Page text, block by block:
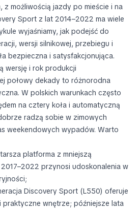
z możliwością jazdy po mieście i na
Sport z lat 2014–2022 ma wiele
wyjaśniamy, jak podejść do
wersji silnikowej, przebiegu i
bezpieczna i satysfakcjonująca.
wersję i rok produkcji
połowy dekady to różnorodna
W polskich warunkach często
na cztery koła i automatyczną
radzą sobie w zimowych
weekendowych wypadów. Warto
platforma z mniejszą
przynosi udoskonalenia w
Discovery Sport (L550) oferuje
praktyczne wnętrze; późniejsze lata